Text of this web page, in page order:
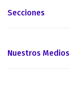
Secciones
Nuestros Medios